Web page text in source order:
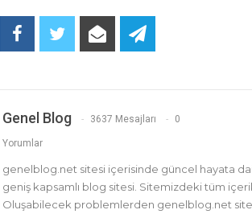
Genel Blog 3637 Mesajları 0
Yorumlar
genelblog.net sitesi içerisinde güncel hayata
geniş kapsamlı blog sitesi. Sitemizdeki tüm
Oluşabilecek problemlerden genelblog.net